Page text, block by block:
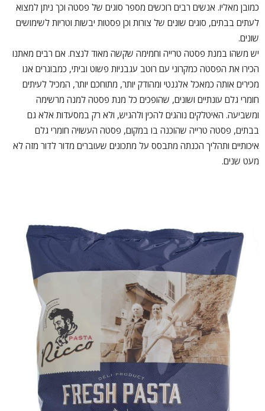
כמובן מאליו. אנשים רבים רוכשים מספר סוגים של פסטה וכך ניתן למצוא
לעתים בבתים, סוגים שונים של צורות וכן פסטות יבשות וטריות לשימושים
שונים.
יש משהו במנת פסטה טרייה וחמימה שקשה מאוד לנצח. אם רבים מאתנו
הכירו את הפסטה כמקרוני עם רוטב עגבניות פשוט וביתי, כמבוגרים אנו
מכירים אותה כמאכל אלגנטי ומהודק יותר, מתוחכם יותר, המכיל לעיתים
חומרי גלם עונתיים ושונים, שהופכים כל מנת פסטה למנה מרשימה
ומשביעה. האיטלקים נוהגים להכין ולהגיש, ולא רק במסעדות אלא גם
בבתים, פסטה טרייה שהוכנה בו במקום, פסטה העשויה חומרי גלם
איכותיים ותהליך הכנתה מתבסס על מתכונים שעוברים מדור לדור מזה לא
מעט שנים.